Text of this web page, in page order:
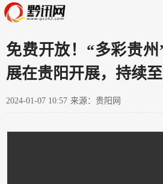
免费开放！“多彩贵
展在贵阳开展，持续至
2024-01-07 10:57 来源：贵阳网